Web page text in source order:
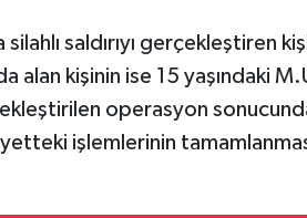
silahlı saldırıyı gerçekleştiren
alan kişinin ise 15 yaşındaki
operasyon
işlemlerinin